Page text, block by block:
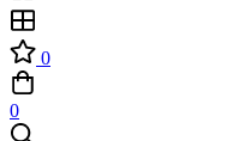
0
0